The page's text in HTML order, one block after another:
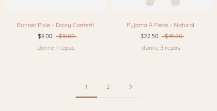
Bonnet Pixie - Daisy Confetti
$9.00
$18.00
donne 1 repas
Pyjama À Pieds - Natural
$22.50
$45.00
donne 3 repas
1 2